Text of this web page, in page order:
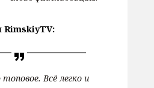
RimskiyTV:
Всё легко и